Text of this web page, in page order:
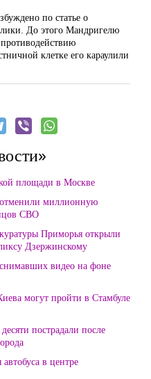
по статье о
До этого Мандригелю
клетке его караулили
площади в Москве
миллионную
СВО
Приморья открыли
Дзержинскому
видео на фоне
могут пройти в Стамбуле
пострадали после
в центре